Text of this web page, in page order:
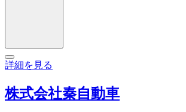
詳細を見る
株式会社秦自動車